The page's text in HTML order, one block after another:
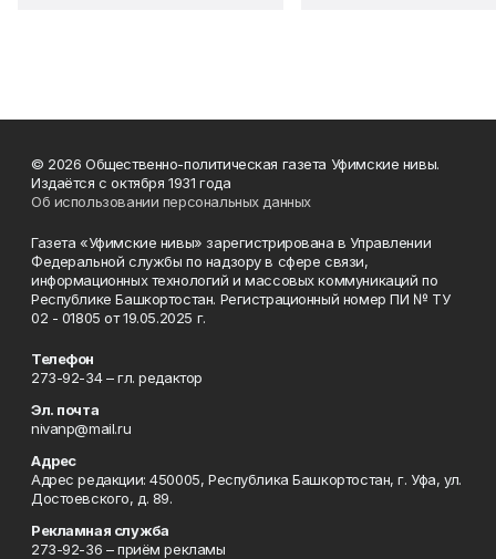
© 2026 Общественно-политическая газета Уфимские нивы.
Издаётся с октября 1931 года
Об использовании персональных данных
Газета «Уфимские нивы» зарегистрирована в Управлении
Федеральной службы по надзору в сфере связи,
информационных технологий и массовых коммуникаций по
Республике Башкортостан. Регистрационный номер ПИ № ТУ
02 - 01805 от 19.05.2025 г.
Телефон
273-92-34 – гл. редактор
Эл. почта
nivanp@mail.ru
Адрес
Адрес редакции: 450005, Республика Башкортостан, г. Уфа, ул.
Достоевского, д. 89.
Рекламная служба
273-92-36 – приём рекламы